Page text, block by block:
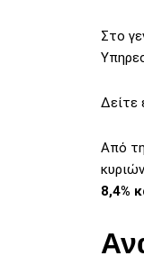
Στο
Δείτε
Από
8,4%